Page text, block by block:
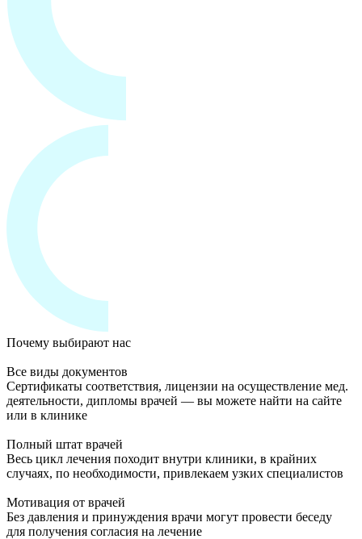
Почему выбирают нас
Все виды документов
Сертификаты соответствия, лицензии на осуществление мед.
деятельности, дипломы врачей — вы можете найти на сайте
или в клинике
Полный штат врачей
Весь цикл лечения походит внутри клиники, в крайних
случаях, по необходимости, привлекаем узких специалистов
Мотивация от врачей
Без давления и принуждения врачи могут провести беседу
для получения согласия на лечение